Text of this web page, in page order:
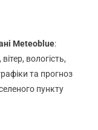
Meteoblue:
вологість,
та прогноз
пункту